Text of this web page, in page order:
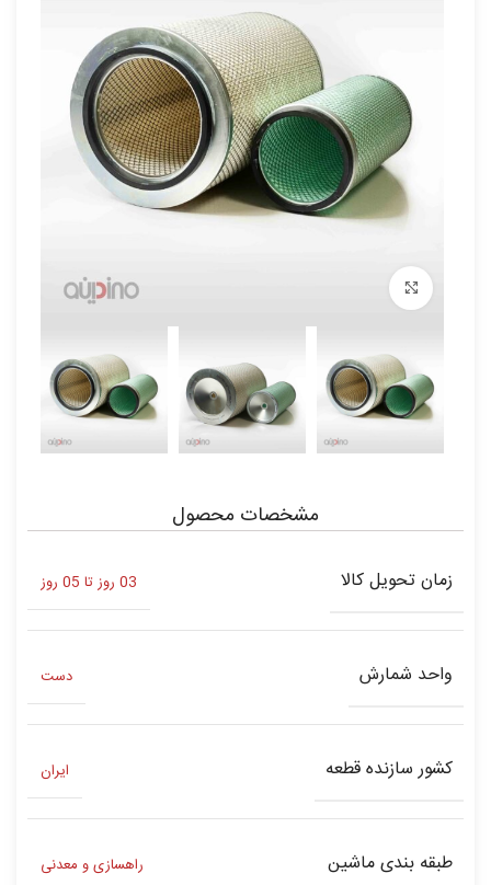
مشخصات محصول
زمان تحویل کالا 03 روز تا 05 روز
واحد شمارش دست
کشور سازنده قطعه ایران
طبقه بندی ماشین راهسازی و معدنی